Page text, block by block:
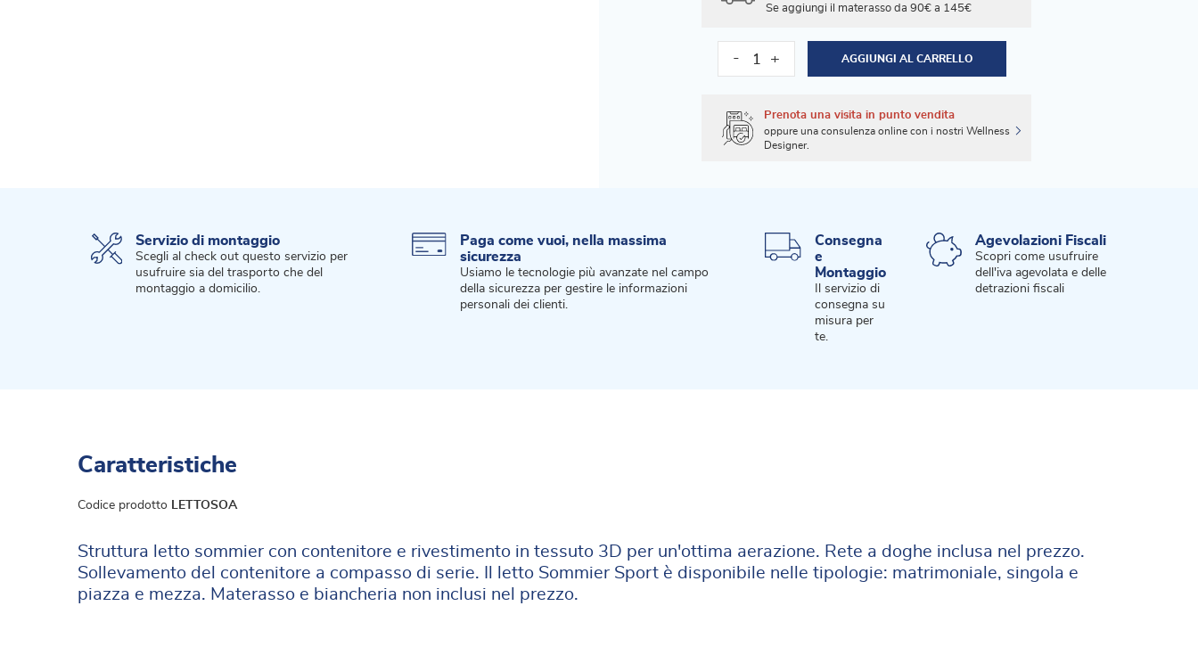
Se aggiungi il materasso da 90€ a 145€
- + AGGIUNGI AL CARRELLO
Prenota una visita in punto vendita
oppure una consulenza online con i nostri Wellness
Designer.
Servizio di montaggio
Scegli al check out questo servizio per
usufruire sia del trasporto che del
montaggio a domicilio.
Paga come vuoi, nella massima
sicurezza
Usiamo le tecnologie più avanzate nel campo
della sicurezza per gestire le informazioni
personali dei clienti.
Consegna
e
Montaggio
Il servizio di
consegna su
misura per
te.
Agevolazioni Fiscali
Scopri come usufruire
dell'iva agevolata e delle
detrazioni fiscali
Caratteristiche
Codice prodotto LETTOSOA
Struttura letto sommier con contenitore e rivestimento in tessuto 3D per un'ottima aerazione. Rete a doghe inclusa nel prezzo.
Sollevamento del contenitore a compasso di serie. Il letto Sommier Sport è disponibile nelle tipologie: matrimoniale, singola e
piazza e mezza. Materasso e biancheria non inclusi nel prezzo.